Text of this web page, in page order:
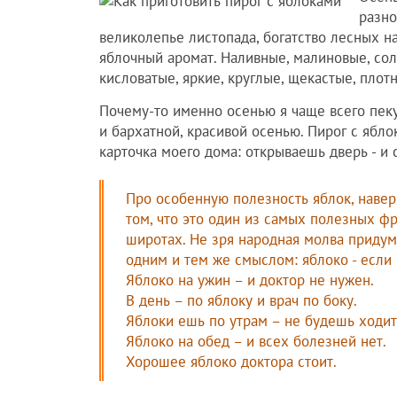
великолепье листопада, богатство лесных
яблочный аромат. Наливные, малиновые,
кисловатые, яркие, круглые, щекастые,
Почему-то именно осенью я чаще всего
и бархатной, красивой осенью. Пирог с
карточка моего дома: открываешь дверь -
Про особенную полезность яблок,
том, что это один из самых полезных
широтах. Не зря народная молва
одним и тем же смыслом: яблоко - если
Яблоко на ужин – и доктор не нужен.
В день – по яблоку и врач по боку.
Яблоки ешь по утрам – не будешь
Яблоко на обед – и всех болезней нет.
Хорошее яблоко доктора стоит.